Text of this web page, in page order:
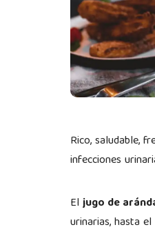
Rico, saludable,
infecciones
El jugo de
urinarias, hasta